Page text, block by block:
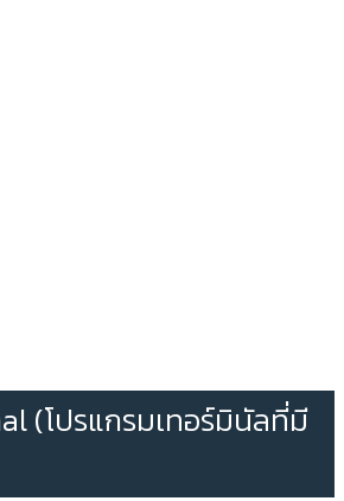
(โปรแกรมเทอร์มินัลที่มี